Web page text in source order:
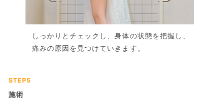
しっかりとチェックし、身体の状態を把握し、
痛みの原因を見つけていきます。
STEP5
施術